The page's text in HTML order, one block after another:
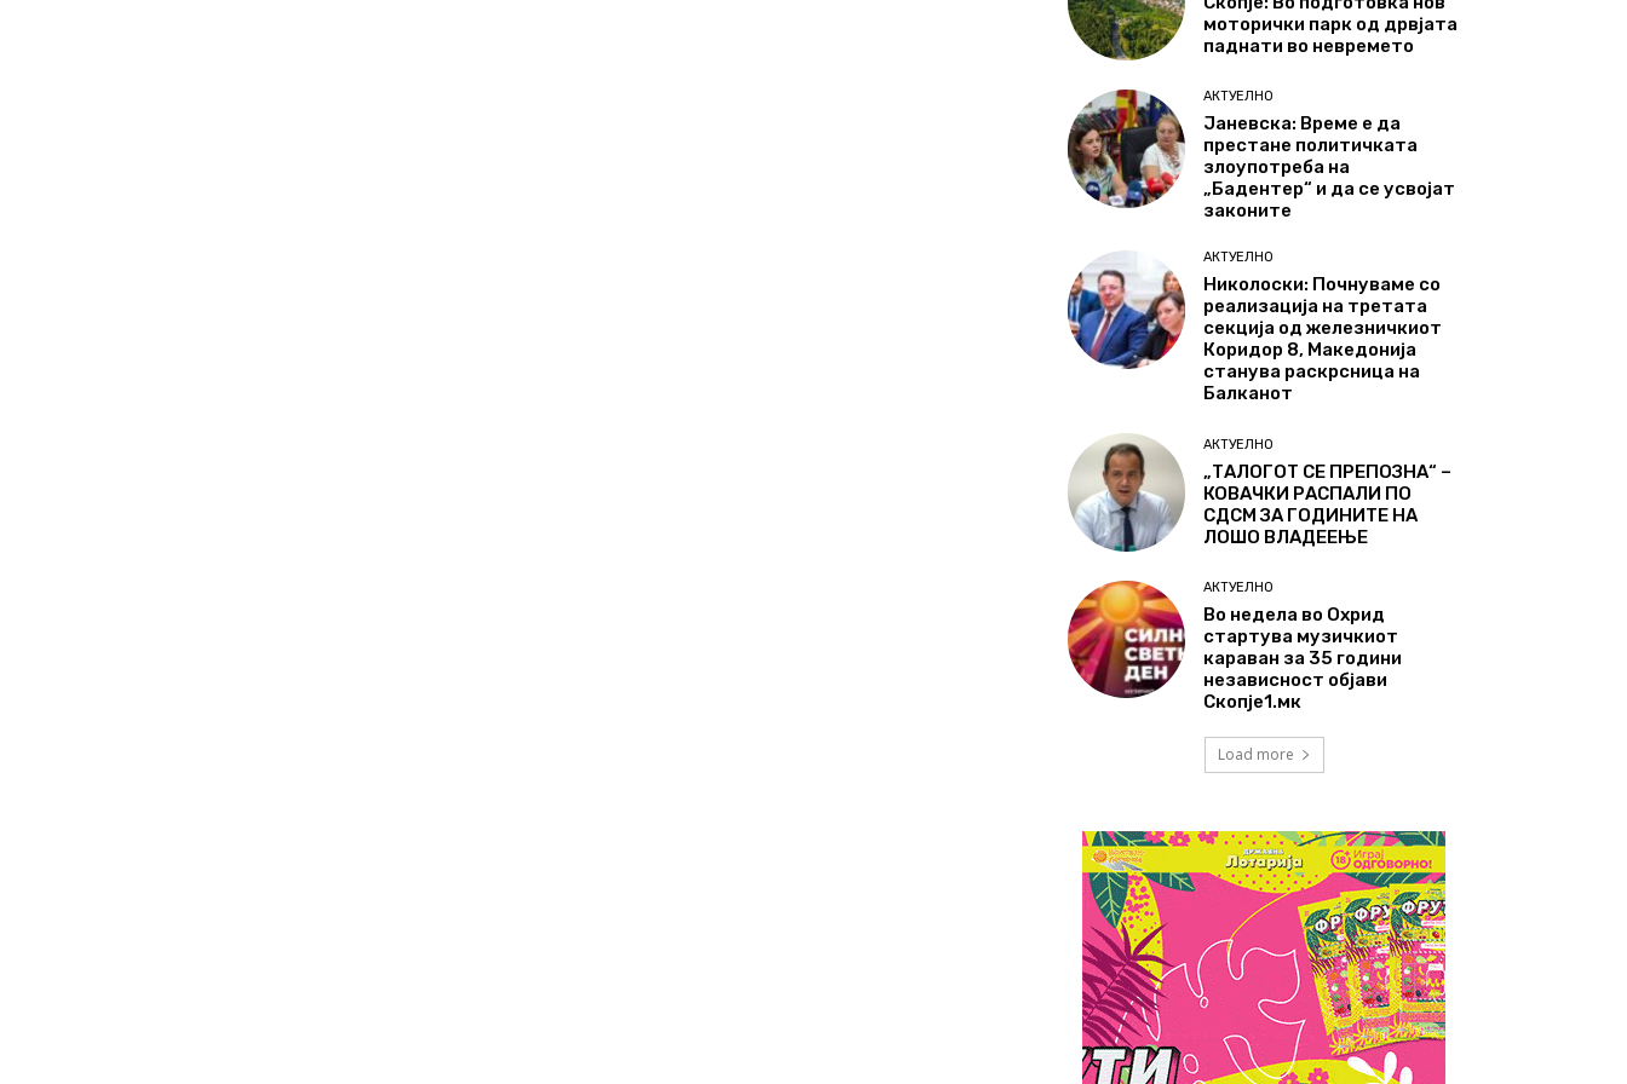
моторички парк од дрвјата
паднати во невремето
АКТУЕЛНО
Јаневска: Време е да
престане политичката
злоупотреба на
„Бадентер“ и да се усвојат
законите
АКТУЕЛНО
Николоски: Почнуваме со
реализација на третата
секција од железничкиот
Коридор 8, Македонија
станува раскрсница на
Балканот
АКТУЕЛНО
„ТАЛОГОТ СЕ ПРЕПОЗНА“ –
КОВАЧКИ РАСПАЛИ ПО
СДСМ ЗА ГОДИНИТЕ НА
ЛОШО ВЛАДЕЕЊЕ
АКТУЕЛНО
Во недела во Охрид
стартува музичкиот
караван за 35 години
независност објави
Скопје1.мк
Load more